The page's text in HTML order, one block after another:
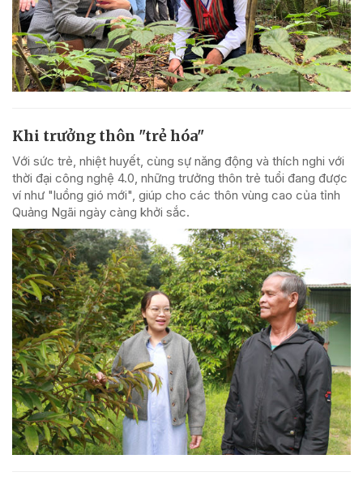
Khi trưởng thôn "trẻ hóa"
Với sức trẻ, nhiệt huyết, cùng sự năng động và thích nghi với
thời đại công nghệ 4.0, những trưởng thôn trẻ tuổi đang được
ví như "luồng gió mới", giúp cho các thôn vùng cao của tỉnh
Quảng Ngãi ngày càng khởi sắc.